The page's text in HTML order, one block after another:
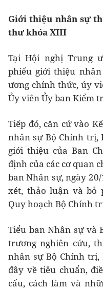
Giới thiệu nhân sự
thư khóa XIII
Tại Hội nghị Trung
phiếu giới thiệu
ương chính thức, ủy
Ủy viên Ủy ban Kiểm
Tiếp đó, căn cứ vào
nhân sự Bộ Chính trị,
giới thiệu của Ban
định của các cơ quan
ban Nhân sự, ngày
xét, thảo luận và bỏ
Quy hoạch Bộ Chính
Tiểu ban Nhân sự và
trương nghiên cứu,
nhân sự Bộ Chính
đây về tiêu chuẩn,
cấu, cách làm và